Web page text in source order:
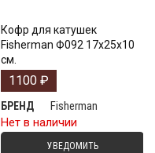
Кофр для катушек
Fisherman Ф092 17х25х10
см.
1100 ₽
БРЕНД
Fisherman
Нет в наличии
УВЕДОМИТЬ